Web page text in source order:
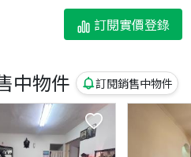
訂閱實價登錄
中物件 訂閱銷售中物件